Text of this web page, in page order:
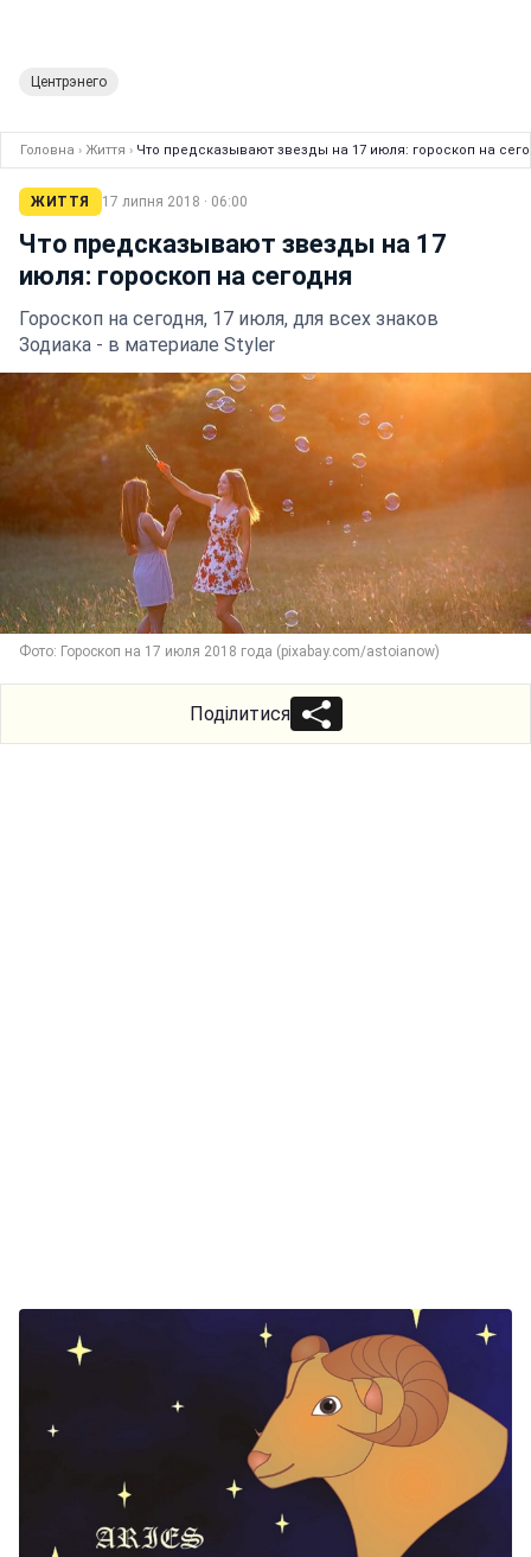
Центрэнего
Головна › Життя › Что предсказывают звезды на 17 июля: гороскоп на
ЖИТТЯ 17 липня 2018 · 06:00
Что предсказывают звезды на 17
июля: гороскоп на сегодня
Гороскоп на сегодня, 17 июля, для всех знаков
Зодиака - в материале Styler
Фото: Гороскоп на 17 июля 2018 года (pixabay.com/astoianow)
Поділитися